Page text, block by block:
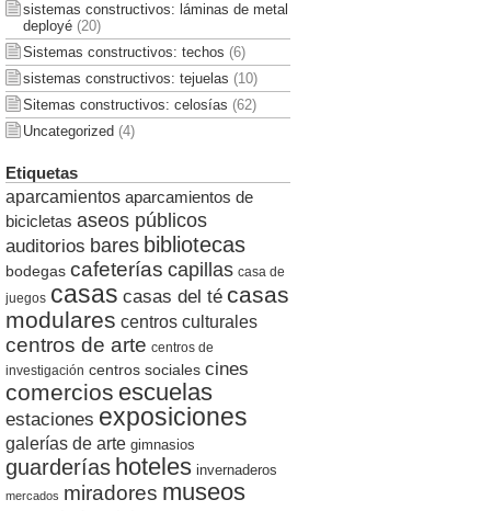
sistemas constructivos: láminas de metal
deployé(20)
Sistemas constructivos: techos (6)
sistemas constructivos: tejuelas (10)
Sitemas constructivos: celosías (62)
Uncategorized (4)
Etiquetas
aparcamientos aparcamientos de
bicicletas aseos públicos
auditorios bares bibliotecas
bodegas cafeterías capillas casa de
juegos casas casas del té casas
modulares centros culturales
centros de arte centros de
investigación centros sociales cines
comercios escuelas
estaciones exposiciones
galerías de arte gimnasios
guarderías hoteles invernaderos
mercados miradores museos